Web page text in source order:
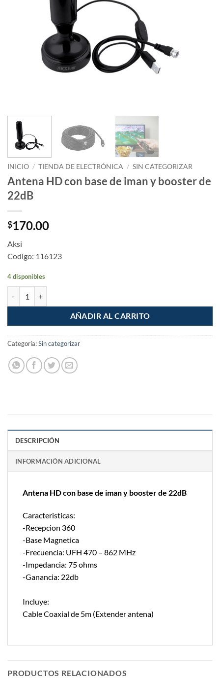
INICIO / TIENDA DE ELECTRÓNICA / SIN CATEGORIZAR
Antena HD con base de iman y booster de
22dB
$170.00
Aksi
Codigo: 116123
4 disponibles
AÑADIR AL CARRITO
Categoría:Sin categorizar
DESCRIPCIÓN
INFORMACIÓN ADICIONAL
Antena HD con base de iman y booster de 22dB
Caracteristicas:
-Recepcion 360
-Base Magnetica
-Frecuencia: UFH 470 – 862 MHz
-Impedancia: 75 ohms
-Ganancia: 22db
Incluye:
Cable Coaxial de 5m (Extender antena)
PRODUCTOS RELACIONADOS